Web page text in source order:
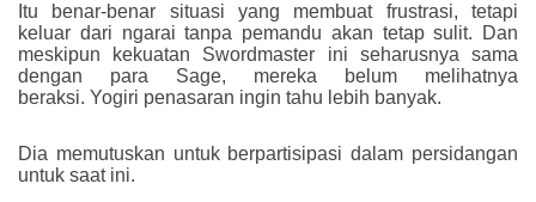
Itu benar-benar situasi yang membuat frustrasi, tetapi
keluar dari ngarai tanpa pemandu akan tetap sulit. Dan
meskipun kekuatan Swordmaster ini seharusnya sama
dengan para Sage, mereka belum melihatnya
beraksi. Yogiri penasaran ingin tahu lebih banyak.
Dia memutuskan untuk berpartisipasi dalam persidangan
untuk saat ini.